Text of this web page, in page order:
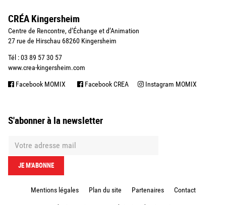
CRÉA Kingersheim
Centre de Rencontre, d’Échange et d’Animation
27 rue de Hirschau 68260 Kingersheim
Tél : 03 89 57 30 57
www.crea-kingersheim.com
Facebook MOMIX Facebook CREA Instagram MOMIX
S'abonner à la newsletter
Mentions légales Plan du site Partenaires Contact